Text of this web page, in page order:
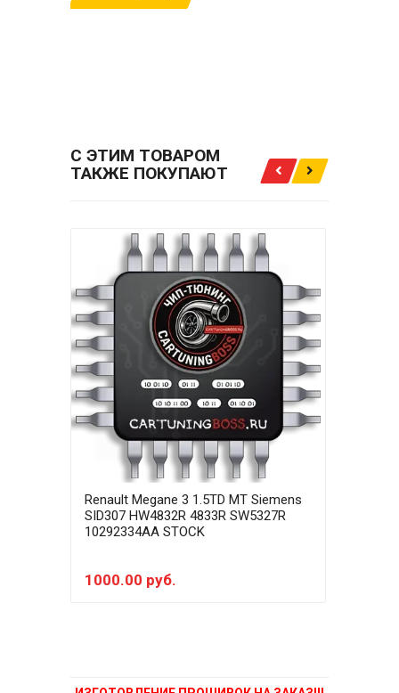
С ЭТИМ ТОВАРОМ
ТАКЖЕ ПОКУПАЮТ
Renault Megane 3 1.5TD MT Siemens
SID307 HW4832R 4833R SW5327R
10292334AA STOCK
1000.00 руб.